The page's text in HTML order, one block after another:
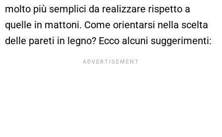
molto più semplici da realizzare rispetto a
quelle in mattoni. Come orientarsi nella scelta
delle pareti in legno? Ecco alcuni suggerimenti: